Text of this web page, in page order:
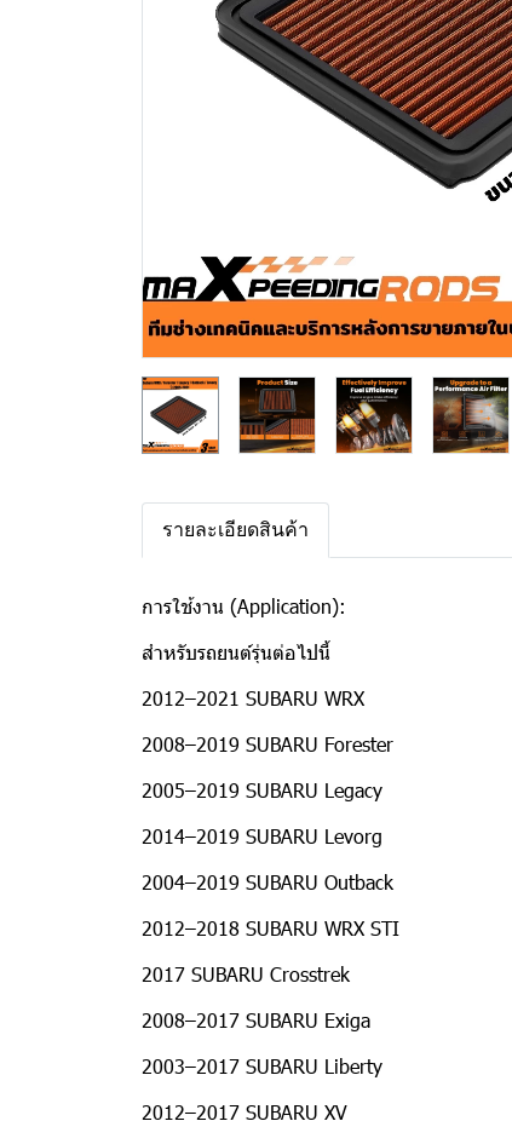
รายละเอียดสินค้า
การใช้งาน (Application):
สำหรับรถยนต์รุ่นต่อไปนี้
2012–2021 SUBARU WRX
2008–2019 SUBARU Forester
2005–2019 SUBARU Legacy
2014–2019 SUBARU Levorg
2004–2019 SUBARU Outback
2012–2018 SUBARU WRX STI
2017 SUBARU Crosstrek
2008–2017 SUBARU Exiga
2003–2017 SUBARU Liberty
2012–2017 SUBARU XV